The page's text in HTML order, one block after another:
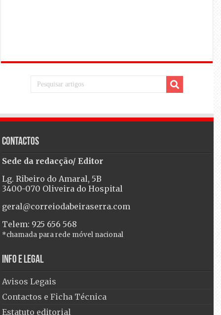
Contactos
Sede da redacção/ Editor
Lg. Ribeiro do Amaral, 5B
3400-070 Oliveira do Hospital
geral@correiodabeiraserra.com
Telem: 925 656 568
*chamada para rede móvel nacional
Info e Legal
Avisos Legais
Contactos e Ficha Técnica
Estatuto editorial